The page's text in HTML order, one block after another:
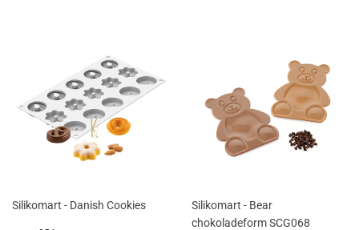
Silikomart - Danish Cookies
Silikomart - Bear
chokoladeform SCG068